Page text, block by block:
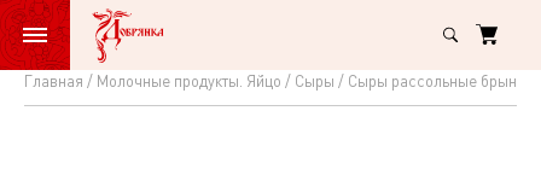
Главная Молочные продукты. Яйцо Сыры Сыры рассольные
Сыр